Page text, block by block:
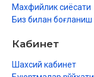
Махфийлик сиёсати
Биз билан боғланиш
Кабинет
Шахсий кабинет